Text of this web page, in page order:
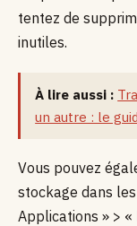
tentez de
inutiles.
À lire aussi :
un autre : le
Vous pouvez
stockage dans
Applications » >